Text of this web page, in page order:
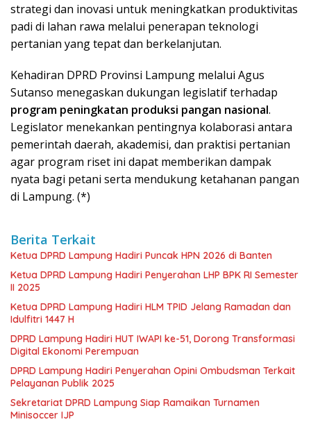
strategi dan inovasi untuk meningkatkan produktivitas
padi di lahan rawa melalui penerapan teknologi
pertanian yang tepat dan berkelanjutan.
Kehadiran DPRD Provinsi Lampung melalui Agus
Sutanso menegaskan dukungan legislatif terhadap
program peningkatan produksi pangan nasional.
Legislator menekankan pentingnya kolaborasi antara
pemerintah daerah, akademisi, dan praktisi pertanian
agar program riset ini dapat memberikan dampak
nyata bagi petani serta mendukung ketahanan pangan
di Lampung. (*)
Berita Terkait
Ketua DPRD Lampung Hadiri Puncak HPN 2026 di Banten
Ketua DPRD Lampung Hadiri Penyerahan LHP BPK RI Semester
II 2025
Ketua DPRD Lampung Hadiri HLM TPID Jelang Ramadan dan
Idulfitri 1447 H
DPRD Lampung Hadiri HUT IWAPI ke-51, Dorong Transformasi
Digital Ekonomi Perempuan
DPRD Lampung Hadiri Penyerahan Opini Ombudsman Terkait
Pelayanan Publik 2025
Sekretariat DPRD Lampung Siap Ramaikan Turnamen
Minisoccer IJP